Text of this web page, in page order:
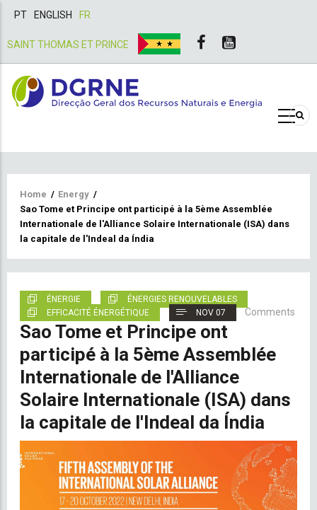
PT ENGLISH FR
SAINT THOMAS ET PRINCE
Breadcrumb
Home / Energy /
Sao Tome et Principe ont participé à la 5ème Assemblée
Internationale de l'Alliance Solaire Internationale (ISA) dans
la capitale de l'Indeal da Índia
ÉNERGIE
ÉNERGIES RENOUVELABLES
EFFICACITÉ ÉNERGÉTIQUE
NOV 07 Comments
Sao Tome et Principe ont
participé à la 5ème Assemblée
Internationale de l'Alliance
Solaire Internationale (ISA) dans
la capitale de l'Indeal da Índia